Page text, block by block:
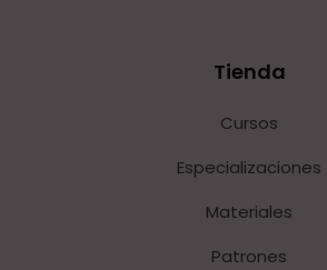
Tienda
Cursos
Especializaciones
Materiales
Patrones